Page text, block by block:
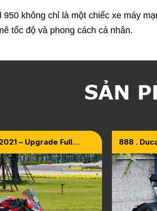
950 không chỉ là một chiếc xe máy
tốc độ và phong cách cá nhân.
SẢN
– Upgrade Full
888 .